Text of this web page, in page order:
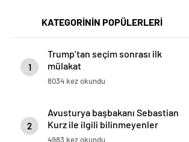
KATEGORİNİN POPÜLERLERİ
1
Trump’tan seçim sonrası ilk
mülakat
8034 kez okundu
2
Avusturya başbakanı Sebastian
Kurz ile ilgili bilinmeyenler
4983 kez okundu